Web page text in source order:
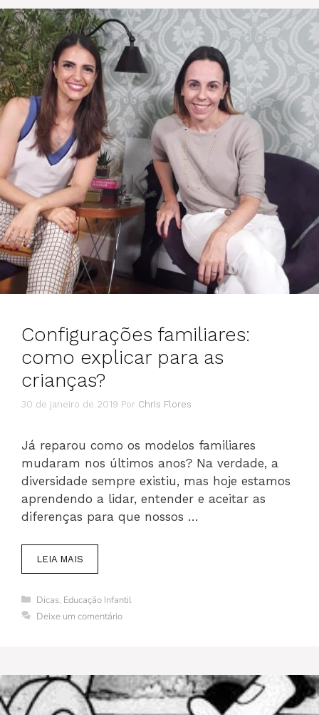
Configurações familiares:
como explicar para as
crianças?
30 de janeiro de 2019 Por Chris Flores
Já reparou como os modelos familiares
mudaram nos últimos anos? Na verdade, a
diversidade sempre existiu, mas hoje estamos
aprendendo a lidar, entender e aceitar as
diferenças para que nossos …
LEIA MAIS
Categorias
Dicas, Educação Infantil
Deixe um comentário